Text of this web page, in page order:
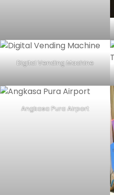
Digital Vending Machine
Angkasa Pura Airport